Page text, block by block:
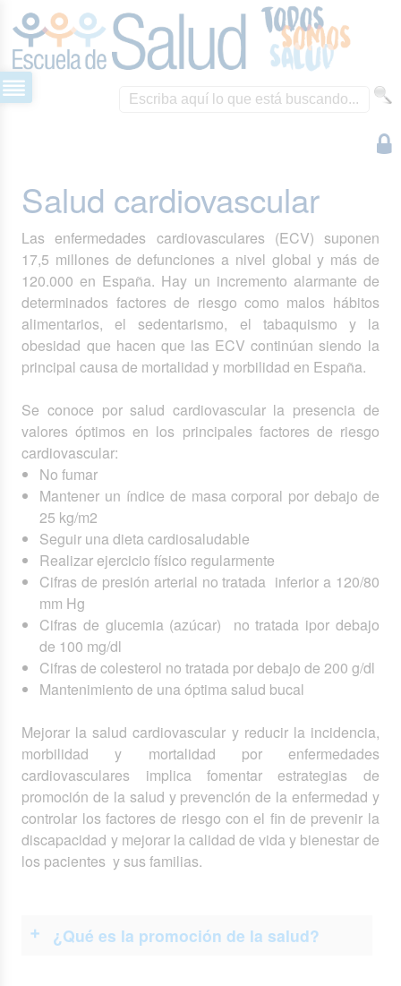
Salud cardiovascular
Las enfermedades cardiovasculares (ECV) suponen
17,5 millones de defunciones a nivel global y más de
120.000 en España. Hay un incremento alarmante de
determinados factores de riesgo como malos hábitos
alimentarios, el sedentarismo, el tabaquismo y la
obesidad que hacen que las ECV continúan siendo la
principal causa de mortalidad y morbilidad en España.
Se conoce por salud cardiovascular la presencia de
valores óptimos en los principales factores de riesgo
cardiovascular:
No fumar
Mantener un índice de masa corporal por debajo de
25 kg/m2
Seguir una dieta cardiosaludable
Realizar ejercicio físico regularmente
Cifras de presión arterial no tratada inferior a 120/80
mm Hg
Cifras de glucemia (azúcar) no tratada ipor debajo
de 100 mg/dl
Cifras de colesterol no tratada por debajo de 200 g/dl
Mantenimiento de una óptima salud bucal
Mejorar la salud cardiovascular y reducir la incidencia,
morbilidad y mortalidad por enfermedades
cardiovasculares implica fomentar estrategias de
promoción de la salud y prevención de la enfermedad y
controlar los factores de riesgo con el fin de prevenir la
discapacidad y mejorar la calidad de vida y bienestar de
los pacientes y sus familias.
¿Qué es la promoción de la salud?